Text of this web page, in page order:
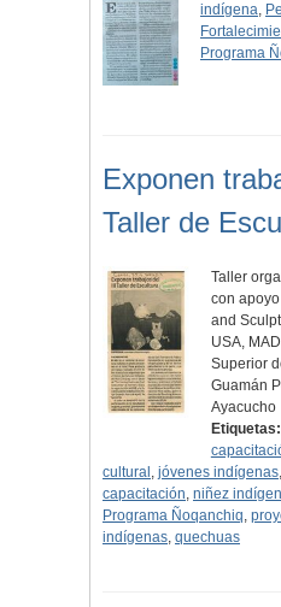
indígena,
Programa
Exponen
Taller de
Taller
con
and
USA,
Superior
Guamán
Ayacucho
Etiquetas:
cultural , jóvenes indígenas,
capacitación, niñez
Programa Ñoqanchiq,
indígenas, quechuas